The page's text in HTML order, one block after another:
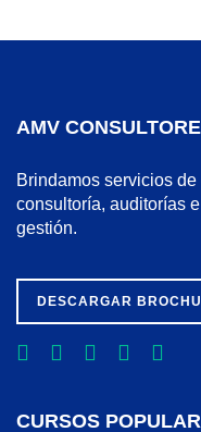
AMV
Brindamos servicios
consultoría, auditorías
gestión.
DESCARGAR
CURSOS